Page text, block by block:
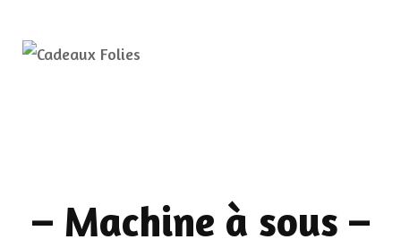
– Machine à sous –